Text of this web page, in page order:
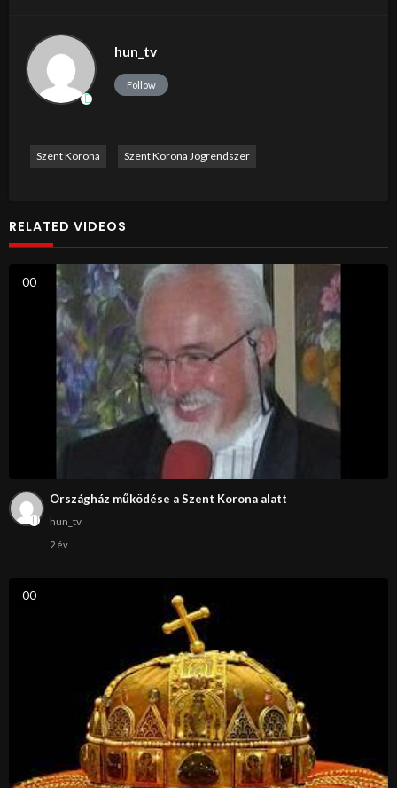
hun_tv
Follow
Szent Korona Szent Korona Jogrendszer
RELATED VIDEOS
00
Országház működése a Szent Korona alatt
hun_tv
2 év
00